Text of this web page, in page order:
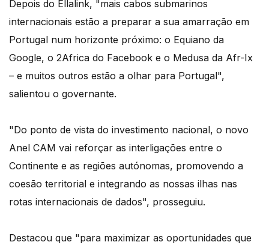
Depois do Ellalink, "mais cabos submarinos
internacionais estão a preparar a sua amarração em
Portugal num horizonte próximo: o Equiano da
Google, o 2Africa do Facebook e o Medusa da Afr-Ix
– e muitos outros estão a olhar para Portugal",
salientou o governante.
"Do ponto de vista do investimento nacional, o novo
Anel CAM vai reforçar as interligações entre o
Continente e as regiões autónomas, promovendo a
coesão territorial e integrando as nossas ilhas nas
rotas internacionais de dados", prosseguiu.
Destacou que "para maximizar as oportunidades que